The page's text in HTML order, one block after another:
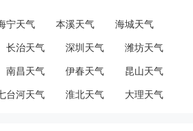
宁天气 本溪天气 海城天气
长治天气 深圳天气 潍坊天气
南昌天气 伊春天气 昆山天气
台河天气 淮北天气 大理天气